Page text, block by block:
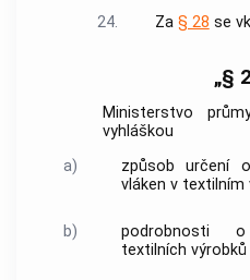
24. Za § 28 se
„§
Ministerstvo
vyhláškou
a)
způsob určení
vláken v textilním
b)
podrobnosti
textilních